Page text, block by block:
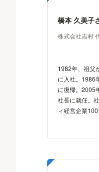
橋本 久美子
株式会社吉村
1982年、祖父
に入社。1986
に復帰。2005
社長に就任。
ィ経営企業100